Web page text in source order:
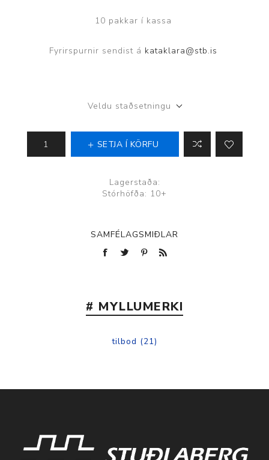
10 pakkar í kassa
Fyrirspurnir sendist á kataklara@stb.is
Veldu staðsetningu
SETJA Í KÖRFU
Lagerstaða:
Stórhöfða: 10+
SAMFÉLAGSMIÐLAR
# MYLLUMERKI
tilbod (21)